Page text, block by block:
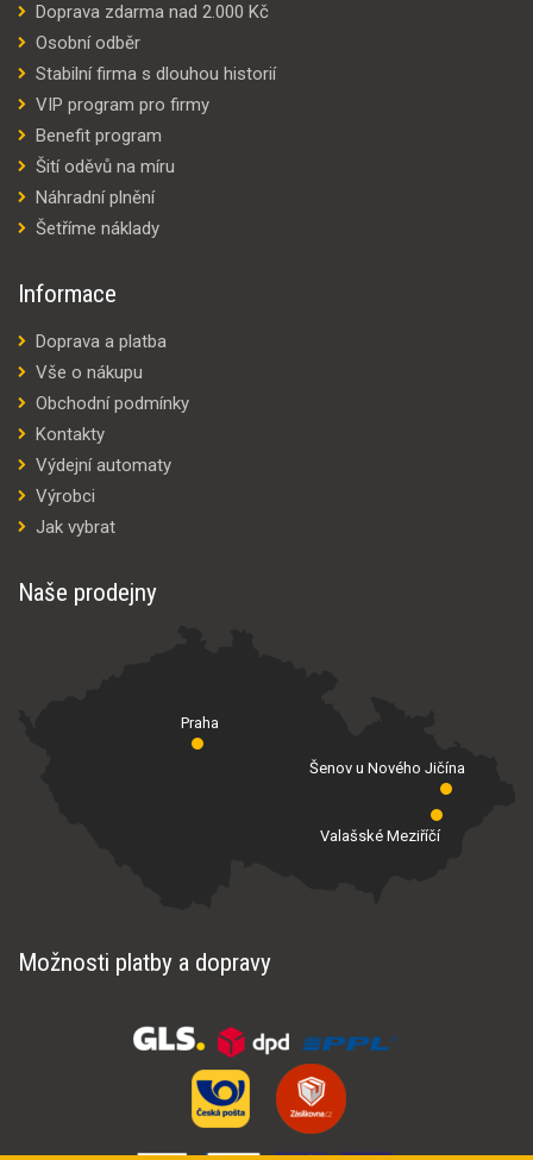
Doprava zdarma nad 2.000 Kč
Osobní odběr
Stabilní firma s dlouhou historií
VIP program pro firmy
Benefit program
Šití oděvů na míru
Náhradní plnění
Šetříme náklady
Informace
Doprava a platba
Vše o nákupu
Obchodní podmínky
Kontakty
Výdejní automaty
Výrobci
Jak vybrat
Naše prodejny
Praha
Valašské Meziříčí
Šenov u Nového Jičína
Možnosti platby a dopravy